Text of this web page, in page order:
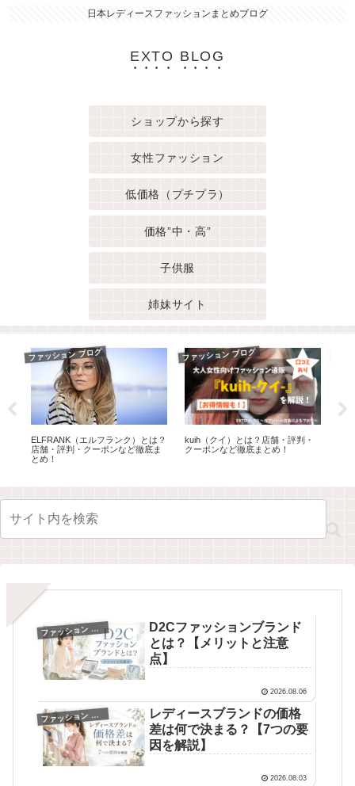
日本レディースファッションまとめブログ
EXTO BLOG
ショップから探す
女性ファッション
低価格（プチプラ）
価格”中・高”
子供服
姉妹サイト
ファッション ブログ
ELFRANK（エルフランク）とは？
店舗・評判・クーポンなど徹底ま
とめ！
ファッション ブログ
kuih（クイ）とは？店舗・評判・
クーポンなど徹底まとめ！
フ
ァッション ブログ
D2Cファッションブランド
とは？【メリットと注意
点】
2026.08.06
フ
ァッション ブログ
レディースブランドの価格
差は何で決まる？【7つの要
因を解説】
2026.08.03